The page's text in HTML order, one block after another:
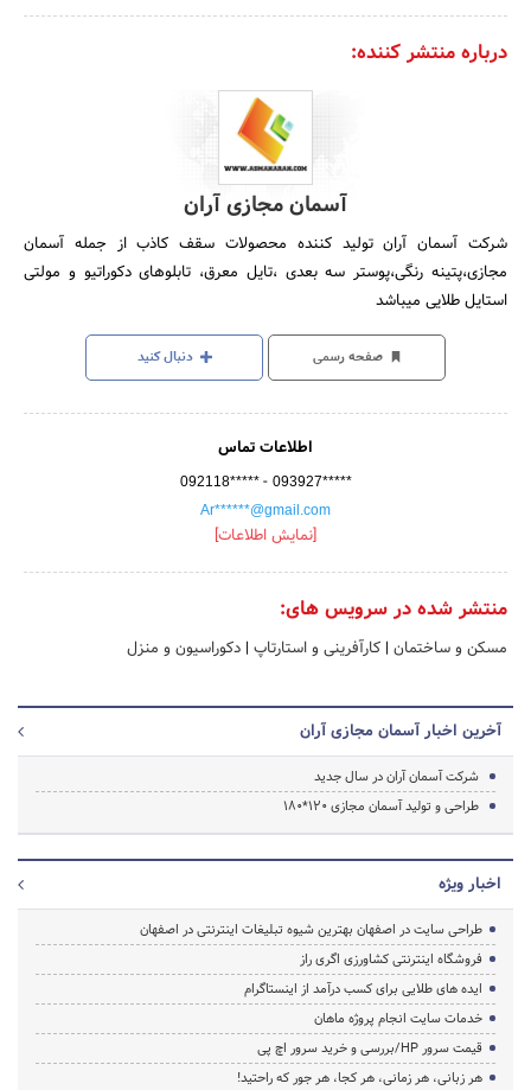
درباره منتشر کننده:
آسمان مجازی آران
شرکت آسمان آران تولید کننده محصولات سقف کاذب از جمله آسمان
مجازی،پتینه رنگی،پوستر سه بعدی ،تایل معرق، تابلوهای دکوراتیو و مولتی
استایل طلایی میباشد
صفحه رسمی دنبال کنید
اطلاعات تماس
092118***** - 093927*****
Ar******@gmail.com
[نمایش اطلاعات]
منتشر شده در سرویس های:
مسکن و ساختمان | کارآفرینی و استارتاپ | دکوراسیون و منزل
آخرین اخبار آسمان مجازی آران
شرکت آسمان آران در سال جدید
طراحی و تولید آسمان مجازی 120*180
اخبار ویژه
طراحی سایت در اصفهان بهترین شیوه تبلیغات اینترنتی در اصفهان
فروشگاه اینترنتی کشاورزی اگری راز
ایده های طلایی برای کسب درآمد از اینستاگرام
خدمات سایت انجام پروژه ماهان
قیمت سرور HP/بررسی و خرید سرور اچ پی
هر زبانی، هر زمانی، هر کجا، هر جور که راحتید!